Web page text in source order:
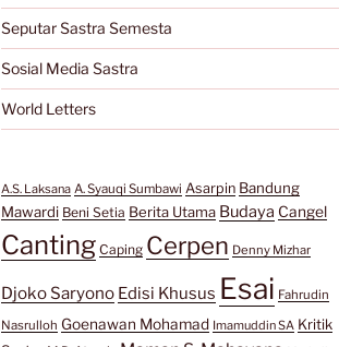
Seputar Sastra Semesta
Sosial Media Sastra
World Letters
A.S. Laksana A. Syauqi Sumbawi Asarpin Bandung
Mawardi Beni Setia Berita Utama Budaya Cangel
Canting Caping Cerpen Denny Mizhar
Djoko Saryono Edisi Khusus Esai Fahrudin
Nasrulloh Goenawan Mohamad Imamuddin SA Kritik